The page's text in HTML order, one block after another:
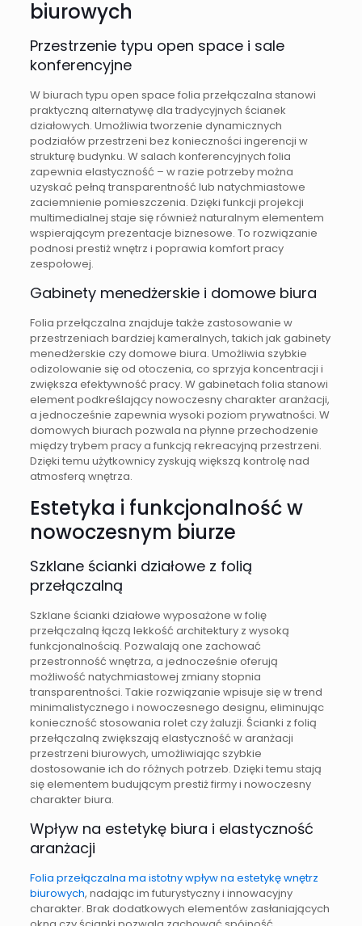
biurowych
Przestrzenie typu open space i sale
konferencyjne
W biurach typu open space folia przełączalna stanowi
praktyczną alternatywę dla tradycyjnych ścianek
działowych. Umożliwia tworzenie dynamicznych
podziałów przestrzeni bez konieczności ingerencji w
strukturę budynku. W salach konferencyjnych folia
zapewnia elastyczność – w razie potrzeby można
uzyskać pełną transparentność lub natychmiastowe
zaciemnienie pomieszczenia. Dzięki funkcji projekcji
multimedialnej staje się również naturalnym elementem
wspierającym prezentacje biznesowe. To rozwiązanie
podnosi prestiż wnętrz i poprawia komfort pracy
zespołowej.
Gabinety menedżerskie i domowe biura
Folia przełączalna znajduje także zastosowanie w
przestrzeniach bardziej kameralnych, takich jak gabinety
menedżerskie czy domowe biura. Umożliwia szybkie
odizolowanie się od otoczenia, co sprzyja koncentracji i
zwiększa efektywność pracy. W gabinetach folia stanowi
element podkreślający nowoczesny charakter aranżacji,
a jednocześnie zapewnia wysoki poziom prywatności. W
domowych biurach pozwala na płynne przechodzenie
między trybem pracy a funkcją rekreacyjną przestrzeni.
Dzięki temu użytkownicy zyskują większą kontrolę nad
atmosferą wnętrza.
Estetyka i funkcjonalność w
nowoczesnym biurze
Szklane ścianki działowe z folią
przełączalną
Szklane ścianki działowe wyposażone w folię
przełączalną łączą lekkość architektury z wysoką
funkcjonalnością. Pozwalają one zachować
przestronność wnętrza, a jednocześnie oferują
możliwość natychmiastowej zmiany stopnia
transparentności. Takie rozwiązanie wpisuje się w trend
minimalistycznego i nowoczesnego designu, eliminując
konieczność stosowania rolet czy żaluzji. Ścianki z folią
przełączalną zwiększają elastyczność w aranżacji
przestrzeni biurowych, umożliwiając szybkie
dostosowanie ich do różnych potrzeb. Dzięki temu stają
się elementem budującym prestiż firmy i nowoczesny
charakter biura.
Wpływ na estetykę biura i elastyczność
aranżacji
Folia przełączalna ma istotny wpływ na estetykę wnętrz
biurowych, nadając im futurystyczny i innowacyjny
charakter. Brak dodatkowych elementów zasłaniających